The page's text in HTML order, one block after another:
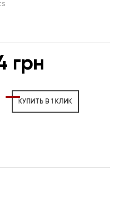
грн
КУПИТЬ В 1 КЛИК